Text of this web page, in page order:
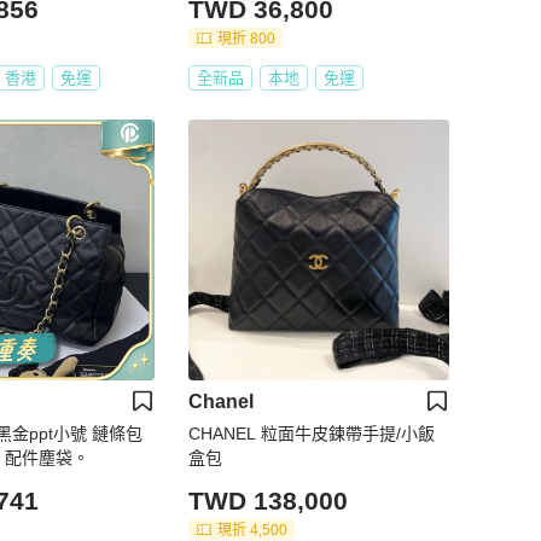
香港 免運
TWD 36,800
現折 800
全新品 本地 免運
金ppt小號 鏈條包
件塵袋。
Chanel
CHANEL 粒面牛皮鍊帶手提/小飯
盒包
TWD 138,000
現折 4,500